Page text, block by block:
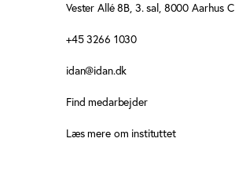
Vester Allé 8B, 3. sal, 8000 Aarhus C
+45 3266 1030
idan@idan.dk
Find medarbejder
Læs mere om instituttet